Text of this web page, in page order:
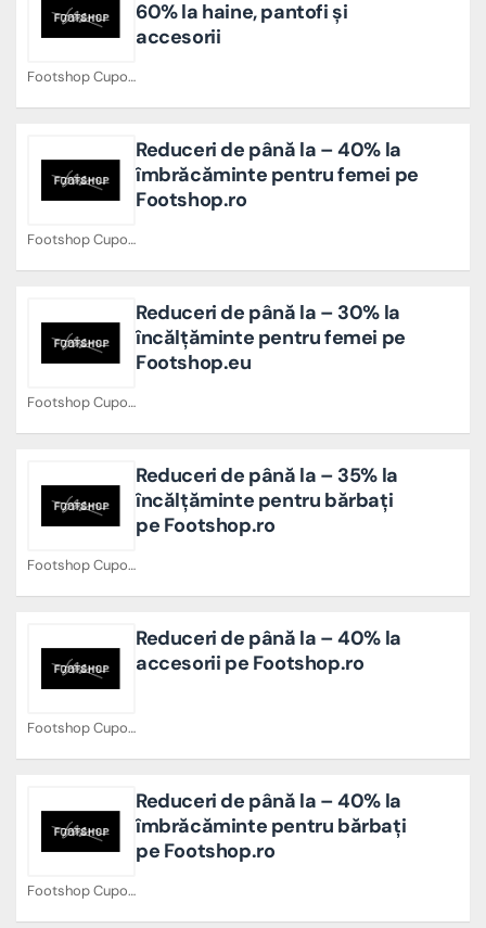
Footshop Cupoane
60% la haine, pantofi și
accesorii
Footshop Cupoane
Reduceri de până la – 40% la
îmbrăcăminte pentru femei pe
Footshop.ro
Footshop Cupoane
Reduceri de până la – 30% la
încălțăminte pentru femei pe
Footshop.eu
Footshop Cupoane
Reduceri de până la – 35% la
încălțăminte pentru bărbați
pe Footshop.ro
Footshop Cupoane
Reduceri de până la – 40% la
accesorii pe Footshop.ro
Footshop Cupoane
Reduceri de până la – 40% la
îmbrăcăminte pentru bărbați
pe Footshop.ro